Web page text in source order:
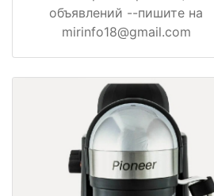
объявлений --пишите на
mirinfo18@gmail.com